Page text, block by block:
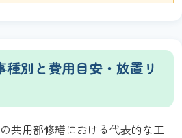
別と費用目安・放置リ
共用部修繕における代表的な工